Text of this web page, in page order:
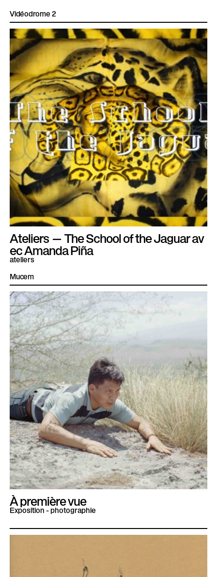
Vidéodrome 2
Ateliers — The School of the Jaguar av
ec Amanda Piña
ateliers
Mucem
À première vue
Exposition - photographie